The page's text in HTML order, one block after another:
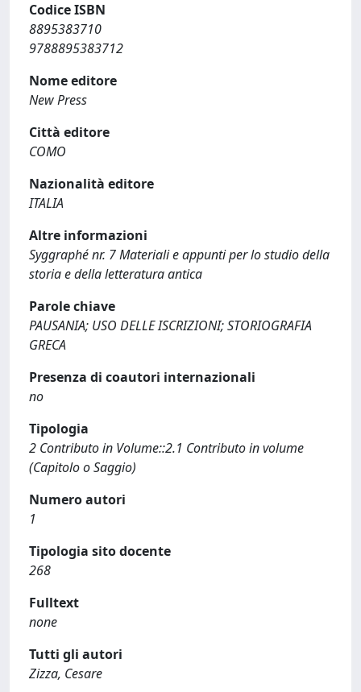
Codice ISBN
8895383710
9788895383712
Nome editore
New Press
Città editore
COMO
Nazionalità editore
ITALIA
Altre informazioni
Syggraphé nr. 7 Materiali e appunti per lo studio della
storia e della letteratura antica
Parole chiave
PAUSANIA; USO DELLE ISCRIZIONI; STORIOGRAFIA
GRECA
Presenza di coautori internazionali
no
Tipologia
2 Contributo in Volume::2.1 Contributo in volume
(Capitolo o Saggio)
Numero autori
1
Tipologia sito docente
268
Fulltext
none
Tutti gli autori
Zizza, Cesare